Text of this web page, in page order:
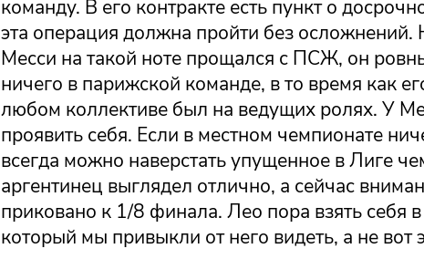
команду. В его контракте есть пункт о
эта операция должна пройти без осложнений.
Месси на такой ноте прощался с ПСЖ, он
ничего в парижской команде, в то время как
любом коллективе был на ведущих ролях. У
проявить себя. Если в местном чемпионате
всегда можно наверстать упущенное в Лиге
аргентинец выглядел отлично, а сейчас
приковано к 1/8 финала. Лео пора взять себя
который мы привыкли от него видеть, а не вот